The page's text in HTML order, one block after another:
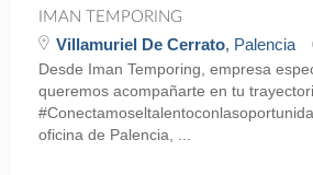
IMAN TEMPORING
Villamuriel De Cerrato, Palencia
Desde Iman Temporing, empresa
queremos acompañarte en tu
oficina de Palencia, ...